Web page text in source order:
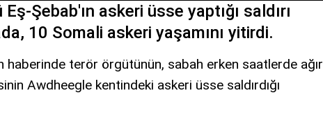
Şebab'ın askeri üsse yaptığı saldırı
10 Somali askeri yaşamını yitirdi.
haberinde terör örgütünün, sabah erken saatlerde ağır
Awdheegle kentindeki askeri üsse saldırdığı